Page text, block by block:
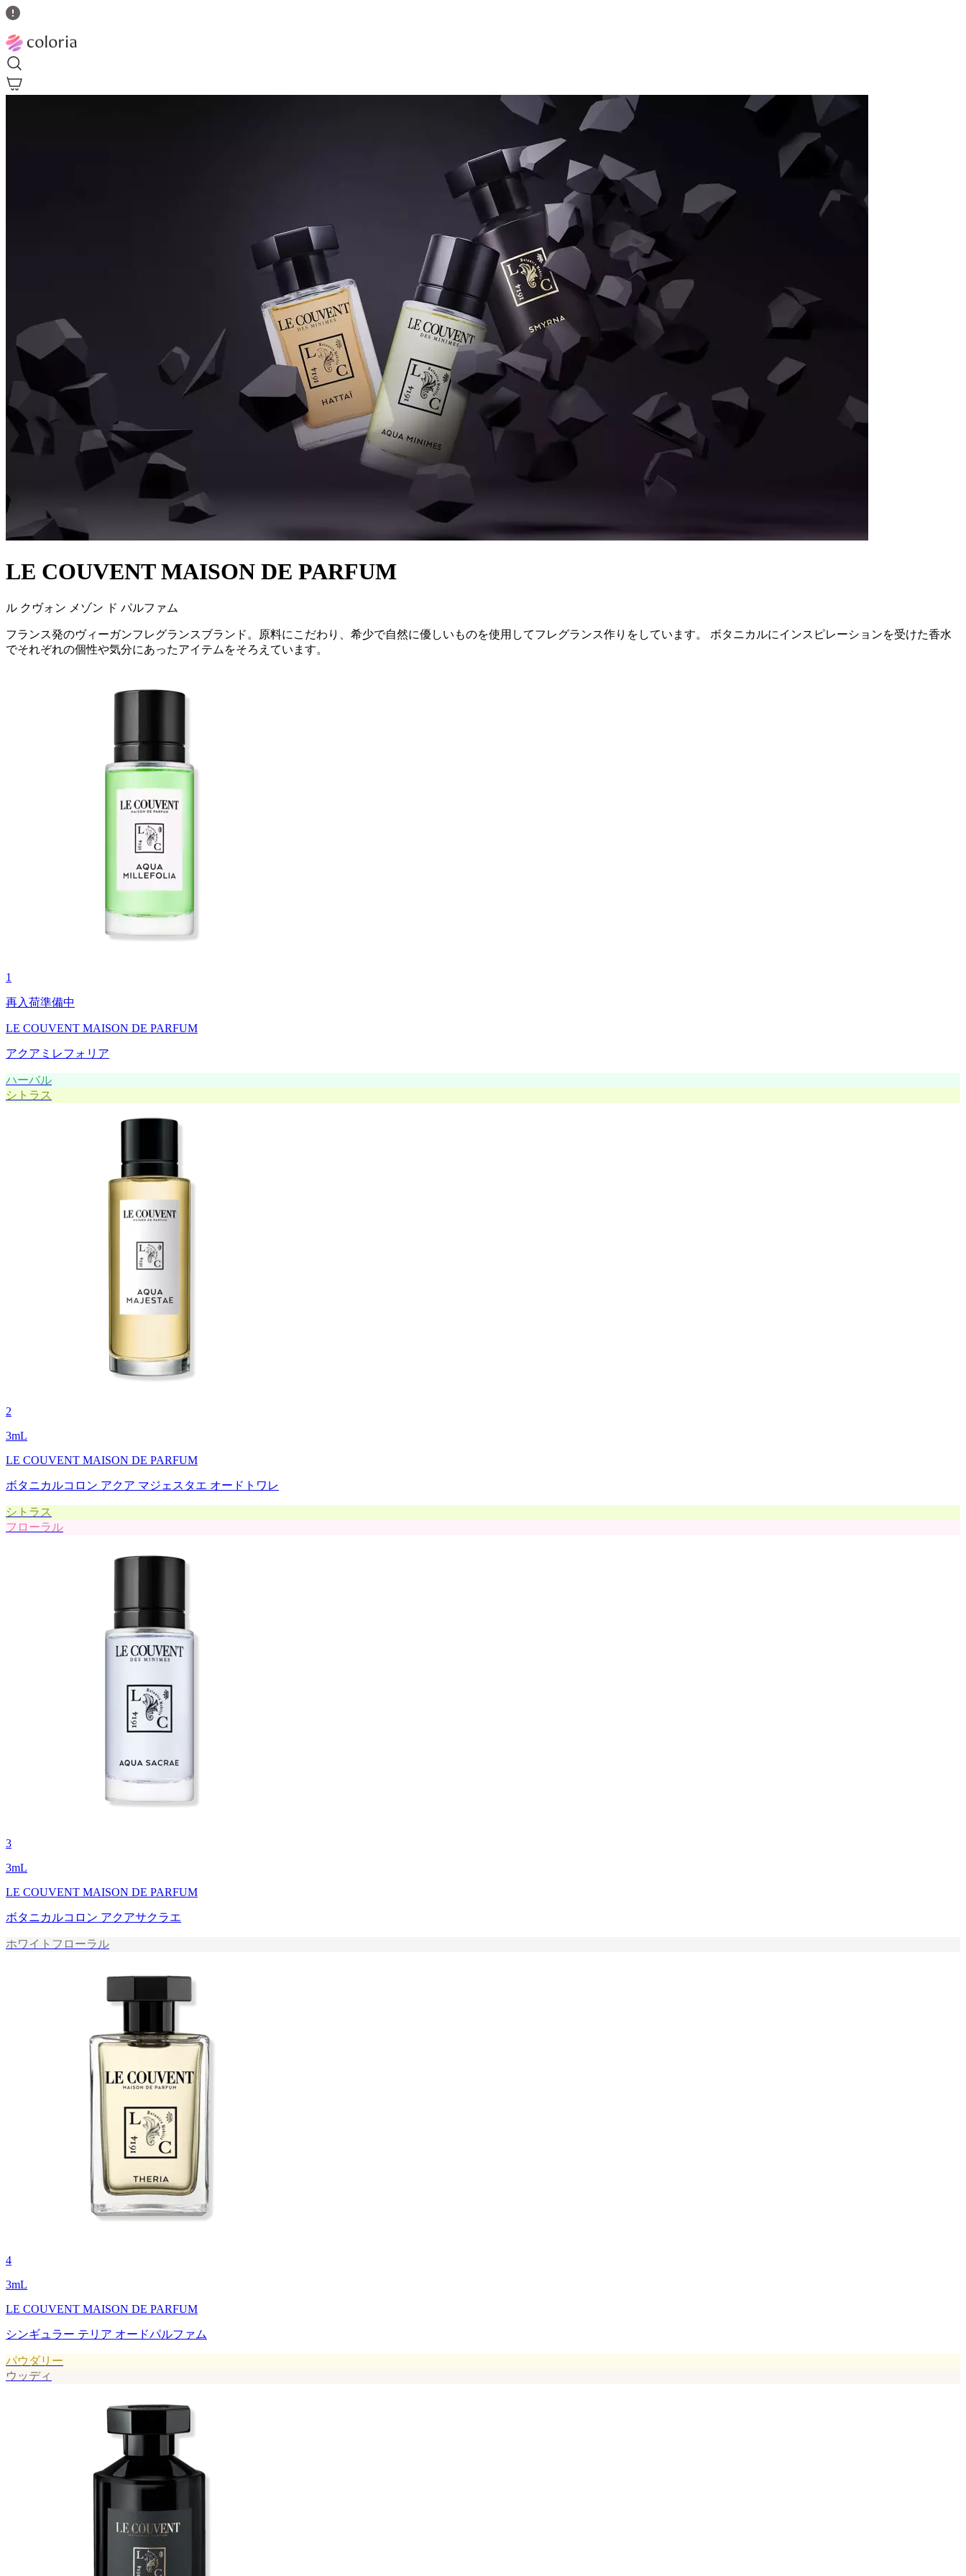
LE COUVENT MAISON DE PARFUM
ル クヴォン メゾン ド パルファム
フランス発のヴィーガンフレグランスブランド。原料にこだわり、希少で自然に優しいものを使用してフレグランス作りをしています。 ボタニカルにインスピレーションを受けた香水
でそれぞれの個性や気分にあったアイテムをそろえています。
1
再入荷準備中
LE COUVENT MAISON DE PARFUM
アクアミレフォリア
ハーバル
シトラス
2
3mL
LE COUVENT MAISON DE PARFUM
ボタニカルコロン アクア マジェスタエ オードトワレ
シトラス
フローラル
3
3mL
LE COUVENT MAISON DE PARFUM
ボタニカルコロン アクアサクラエ
ホワイトフローラル
4
3mL
LE COUVENT MAISON DE PARFUM
シンギュラー テリア オードパルファム
パウダリー
ウッディ